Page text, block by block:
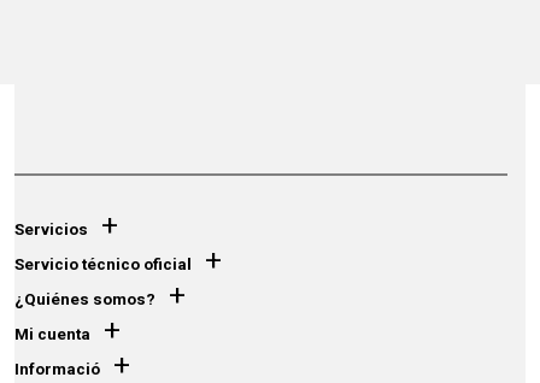
Servicios +
Servicio técnico oficial +
¿Quiénes somos? +
Mi cuenta +
Informació +